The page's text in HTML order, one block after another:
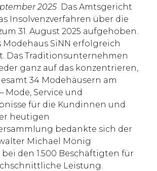
2025 Das Amtsgericht
Insolvenzverfahren über die
31. August 2025 aufgehoben.
Modehaus SiNN erfolgreich
Das Traditionsunternehmen
ganz auf das konzentrieren,
34 Modehäusern am
Mode, Service und
für die Kundinnen und
heutigen
bedankte sich der
Michael Mönig
den 1.500 Beschäftigten für
Leistung.